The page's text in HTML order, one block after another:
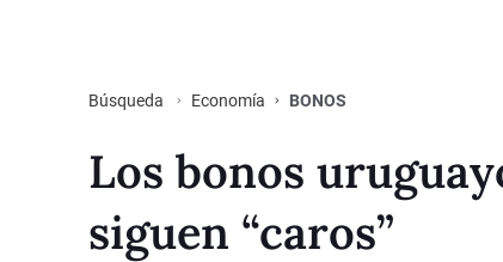
Búsqueda Economía BONOS
Los bonos
siguen “caros”